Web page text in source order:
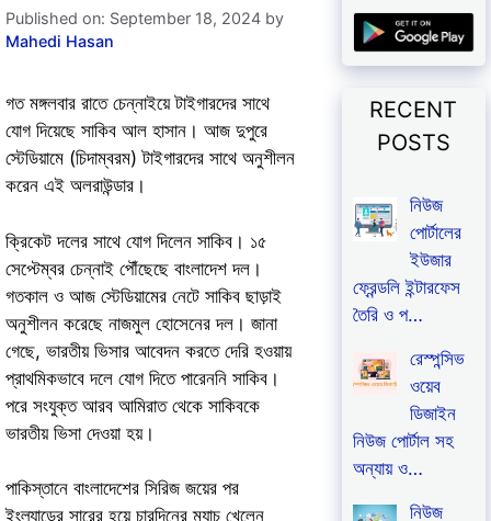
Published on: September 18, 2024 by
Mahedi Hasan
গত মঙ্গলবার রাতে চেন্নাইয়ে টাইগারদের সাথে
যোগ দিয়েছে সাকিব আল হাসান। আজ দুপুরে
স্টেডিয়ামে (চিদাম্বরম) টাইগারদের সাথে অনুশীলন
করেন এই অলরাউন্ডার।
ক্রিকেট দলের সাথে যোগ দিলেন সাকিব। ১৫
সেপ্টেম্বর চেন্নাই পৌঁছেছে বাংলাদেশ দল।
গতকাল ও আজ স্টেডিয়ামের নেটে সাকিব ছাড়াই
অনুশীলন করেছে নাজমুল হোসেনের দল। জানা
গেছে, ভারতীয় ভিসার আবেদন করতে দেরি হওয়ায়
প্রাথমিকভাবে দলে যোগ দিতে পারেননি সাকিব।
পরে সংযুক্ত আরব আমিরাত থেকে সাকিবকে
ভারতীয় ভিসা দেওয়া হয়।
পাকিস্তানে বাংলাদেশের সিরিজ জয়ের পর
ইংল্যান্ডের সারের হয়ে চারদিনের ম্যাচ খেলেন
RECENT
POSTS
নিউজ
পোর্টালের
ইউজার
ফ্রেন্ডলি ইন্টারফেস
তৈরি ও প…
রেস্পন্সিভ
ওয়েব
ডিজাইন
নিউজ পোর্টাল সহ
অন্যায় ও…
নিউজ